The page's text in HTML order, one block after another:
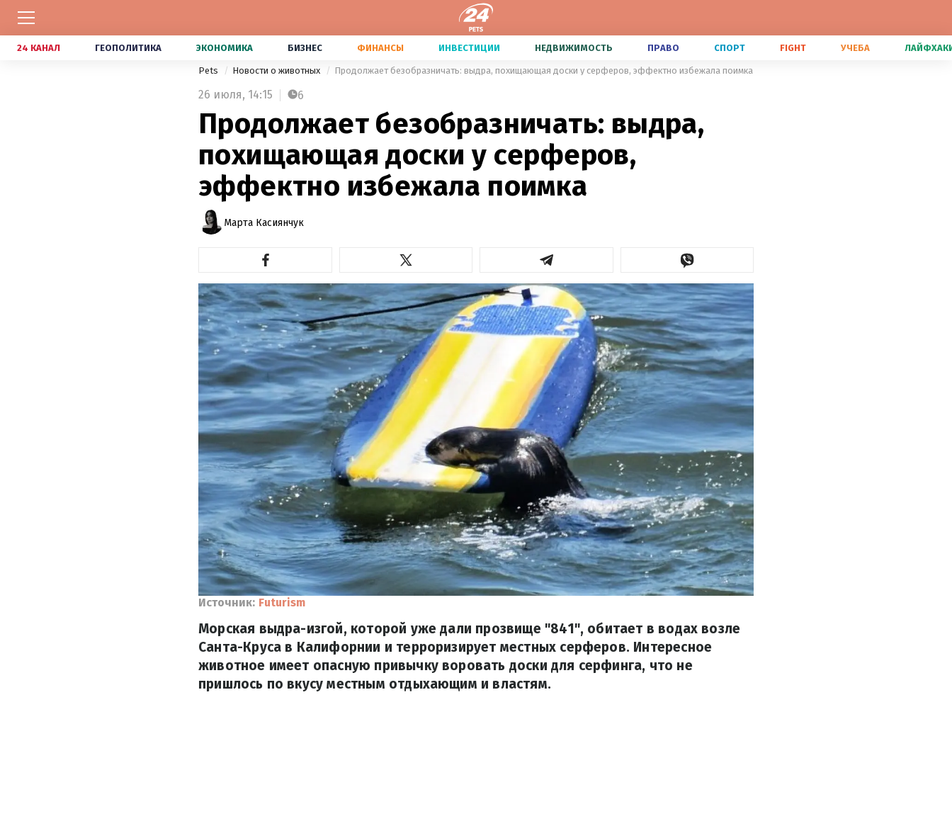
24 КАНАЛ ГЕОПОЛИТИКА ЭКОНОМИКА БИЗНЕС ФИНАНСЫ ИНВЕСТИЦИИ НЕДВИЖИМОСТЬ ПРАВО СПОРТ FIGHT УЧЕБА
Pets Новости о животных Продолжает безобразничать: выдра, похищающая доски у серферов, эффектно избежала поимка
26 июля, 14:15 6
Продолжает безобразничать: выдра,
похищающая доски у серферов,
эффектно избежала поимка
Марта Касиянчук
Источник: Futurism
Морская выдра-изгой, которой уже дали прозвище "841", обитает в водах возле
Санта-Круса в Калифорнии и терроризирует местных серферов. Интересное
животное имеет опасную привычку воровать доски для серфинга, что не
пришлось по вкусу местным отдыхающим и властям.